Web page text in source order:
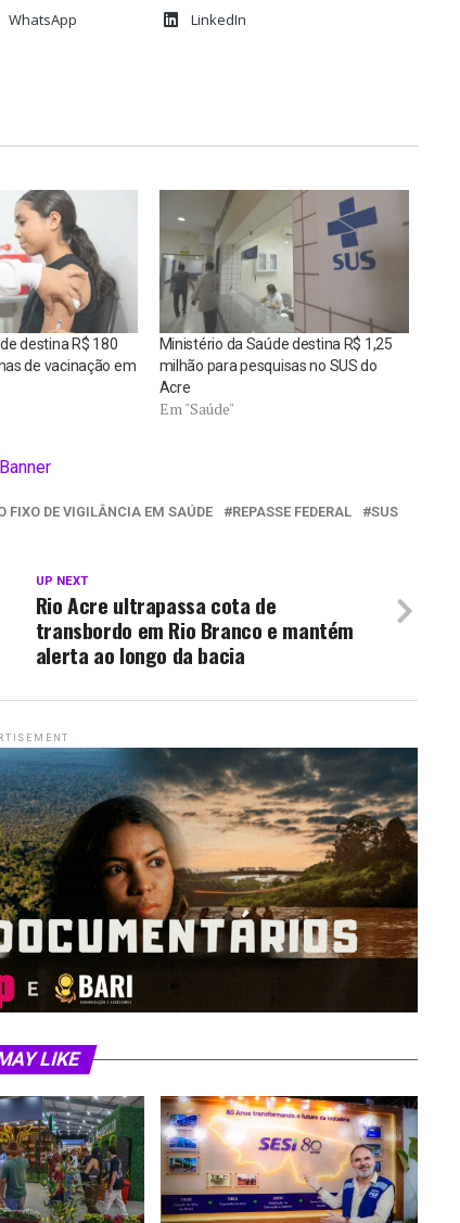
WhatsApp LinkedIn
destina R$ 180
de vacinação em
Ministério da Saúde destina R$ 1,25
milhão para pesquisas no SUS do
Acre
Em "Saúde"
FIXO DE VIGILÂNCIA EM SAÚDE REPASSE FEDERAL
SUS
UP NEXT
Rio Acre ultrapassa cota de
transbordo em Rio Branco e mantém
alerta ao longo da bacia
LIKE